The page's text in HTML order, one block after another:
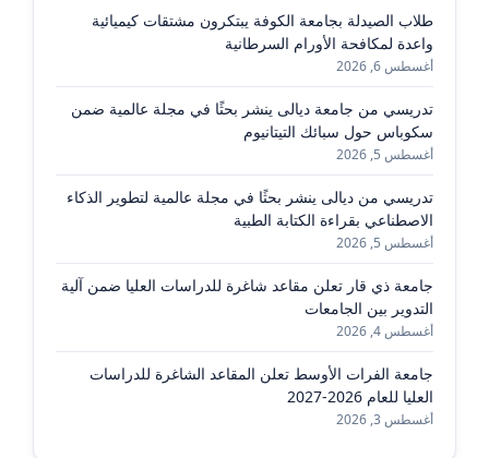
طلاب الصيدلة بجامعة الكوفة يبتكرون مشتقات كيميائية
واعدة لمكافحة الأورام السرطانية
أغسطس 6, 2026
تدريسي من جامعة ديالى ينشر بحثًا في مجلة عالمية ضمن
سكوباس حول سبائك التيتانيوم
أغسطس 5, 2026
تدريسي من ديالى ينشر بحثًا في مجلة عالمية لتطوير الذكاء
الاصطناعي بقراءة الكتابة الطبية
أغسطس 5, 2026
جامعة ذي قار تعلن مقاعد شاغرة للدراسات العليا ضمن آلية
التدوير بين الجامعات
أغسطس 4, 2026
جامعة الفرات الأوسط تعلن المقاعد الشاغرة للدراسات
العليا للعام 2026-2027
أغسطس 3, 2026